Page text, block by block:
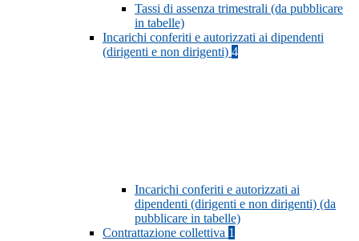
Tassi di assenza trimestrali (da pubblicare
in tabelle)
Incarichi conferiti e autorizzati ai dipendenti
(dirigenti e non dirigenti) 4
Incarichi conferiti e autorizzati ai
dipendenti (dirigenti e non dirigenti) (da
pubblicare in tabelle)
Contrattazione collettiva 1